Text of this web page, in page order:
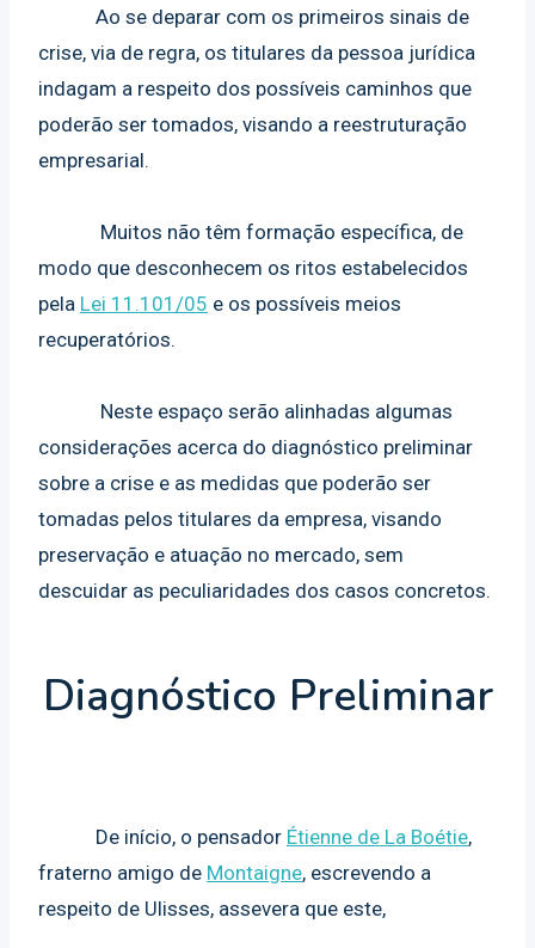
Ao se deparar com os primeiros sinais de
crise, via de regra, os titulares da pessoa jurídica
indagam a respeito dos possíveis caminhos que
poderão ser tomados, visando a reestruturação
empresarial.
Muitos não têm formação específica, de
modo que desconhecem os ritos estabelecidos
pela Lei 11.101/05 e os possíveis meios
recuperatórios.
Neste espaço serão alinhadas algumas
considerações acerca do diagnóstico preliminar
sobre a crise e as medidas que poderão ser
tomadas pelos titulares da empresa, visando
preservação e atuação no mercado, sem
descuidar as peculiaridades dos casos concretos.
Diagnóstico Preliminar
De início, o pensador Étienne de La Boétie,
fraterno amigo de Montaigne, escrevendo a
respeito de Ulisses, assevera que este,